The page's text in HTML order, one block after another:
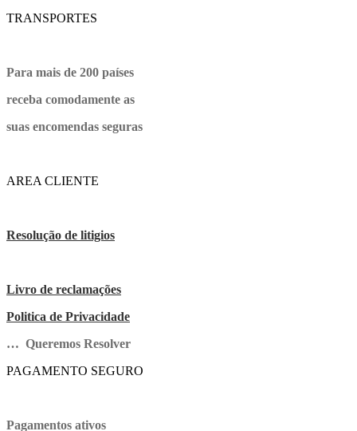
TRANSPORTES
Para mais de 200 países
receba comodamente as
suas encomendas seguras
AREA CLIENTE
Resolução de litigios
Livro de reclamações
Politica de Privacidade
… Queremos Resolver
PAGAMENTO SEGURO
Pagamentos ativos